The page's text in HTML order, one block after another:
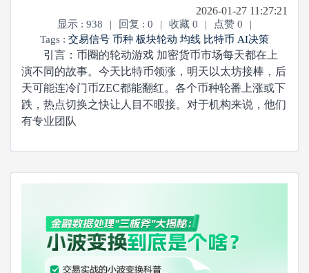
2026-01-27 11:27:21
显示 : 938 | 回复 : 0 | 收藏 0 | 点赞 0
|
Tags : 交易信号 币种 板块轮动 均线 比特币 AI决策
引言：币圈的轮动游戏 加密货币市场每天都在上
演不同的故事。今天比特币领涨，明天以太坊接棒，后
天可能连冷门币ZEC都能翻红。各个币种轮番上涨或下
跌，热点切换之快让人目不暇接。对于机构来说，他们
有专业团队